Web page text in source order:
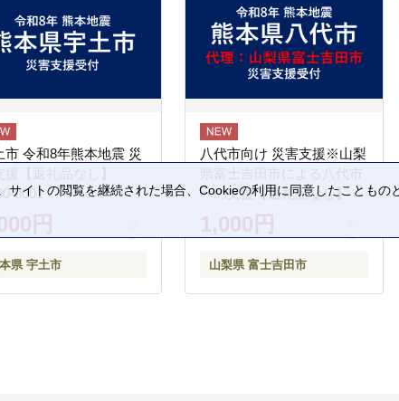
市 令和8年熊本地震 災
援【返礼品なし】
0001
円
県 宇土市
八代市向け 災害支援※山梨
県富士吉田市による八代市
への支援【返礼品なし】
1,000円
山梨県 富士吉田市
イトの閲覧を継続された場合、Cookieの利用に同意したこともの